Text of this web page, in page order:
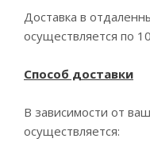
Доставка в
осуществляется по
Способ доставки
В зависимости от
осуществляется: